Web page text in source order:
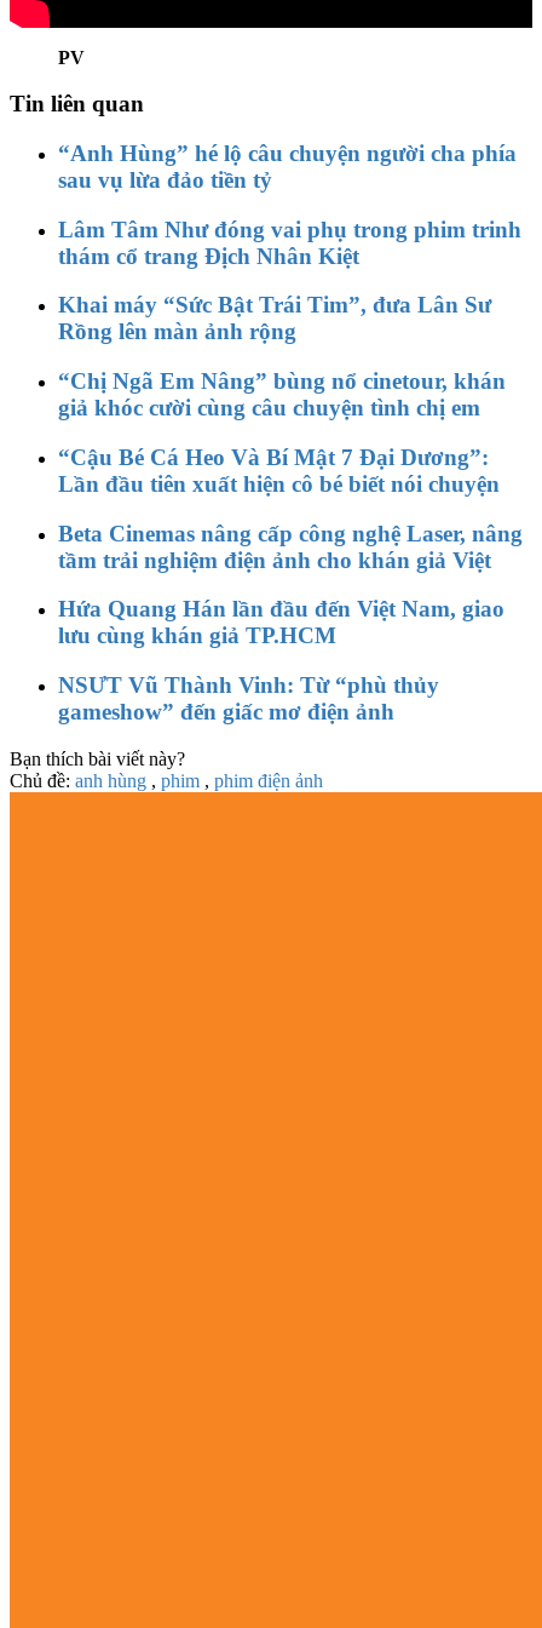
PV
Tin liên quan
“Anh Hùng” hé lộ câu chuyện người cha phía
sau vụ lừa đảo tiền tỷ
Lâm Tâm Như đóng vai phụ trong phim trinh
thám cổ trang Địch Nhân Kiệt
Khai máy “Sức Bật Trái Tim”, đưa Lân Sư
Rồng lên màn ảnh rộng
“Chị Ngã Em Nâng” bùng nổ cinetour, khán
giả khóc cười cùng câu chuyện tình chị em
“Cậu Bé Cá Heo Và Bí Mật 7 Đại Dương”:
Lần đầu tiên xuất hiện cô bé biết nói chuyện
Beta Cinemas nâng cấp công nghệ Laser, nâng
tầm trải nghiệm điện ảnh cho khán giả Việt
Hứa Quang Hán lần đầu đến Việt Nam, giao
lưu cùng khán giả TP.HCM
NSƯT Vũ Thành Vinh: Từ “phù thủy
gameshow” đến giấc mơ điện ảnh
Bạn thích bài viết này?
Chủ đề: anh hùng , phim , phim điện ảnh